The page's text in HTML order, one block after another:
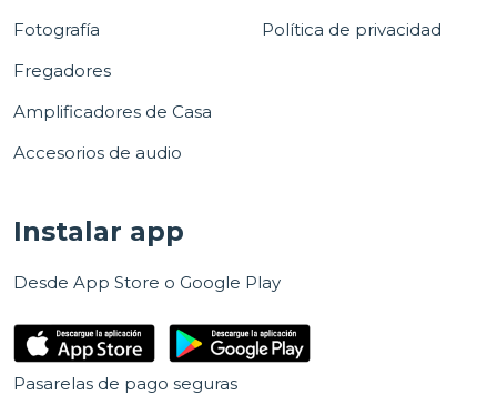
Fotografía
Fregadores
Amplificadores de Casa
Accesorios de audio
Política de privacidad
Instalar app
Desde App Store o Google Play
Pasarelas de pago seguras